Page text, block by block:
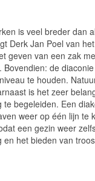
is veel breder dan
Derk Jan Poel van
geven van een zak
Bovendien: de
te houden.
is het zeer
te begeleiden. Een
weer op één lijn te
een gezin weer
en het bieden van